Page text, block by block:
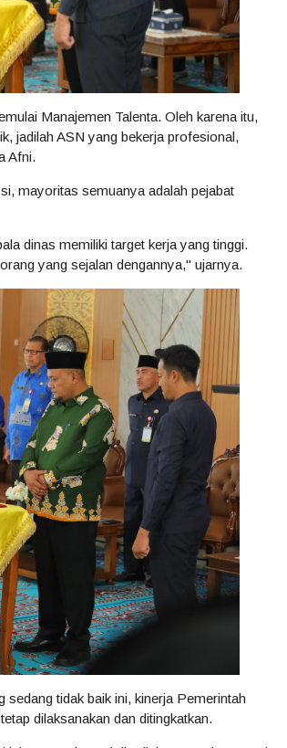
Manajemen Talenta. Oleh karena itu,
jadilah ASN yang bekerja profesional,
Afni.
mayoritas semuanya adalah pejabat
dinas memiliki target kerja yang tinggi.
yang sejalan dengannya," ujarnya.
sedang tidak baik ini, kinerja Pemerintah
dilaksanakan dan ditingkatkan.